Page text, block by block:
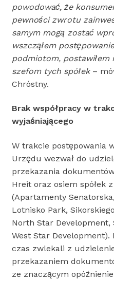
powodować, że
pewności zwrotu
samym mogą zostać
wszcząłem
podmiotom,
szefom tych spółek–
Chróstny.
Brak współpracy w
wyjaśniającego
W trakcie postępowania
Urzędu wezwał do
przekazania
Hreit oraz osiem spółek
(Apartamenty
Lotnisko Park,
North Star
West Star Development).
czas zwlekali z
przekazaniem
ze znaczącym